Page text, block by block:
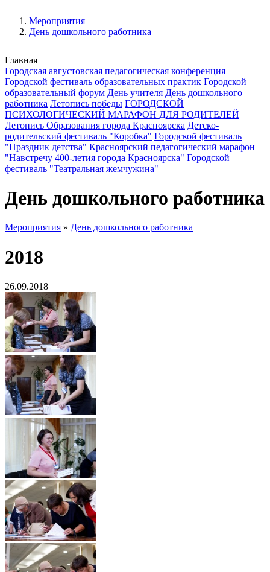
Мероприятия
День дошкольного работника
Главная
Городская августовская педагогическая конференция
Городской фестиваль образовательных практик Городской
образовательный форум День учителя День дошкольного
работника Летопись победы ГОРОДСКОЙ
ПСИХОЛОГИЧЕСКИЙ МАРАФОН ДЛЯ РОДИТЕЛЕЙ
Летопись Образования города Красноярска Детско-
родительский фестиваль "Коробка" Городской фестиваль
"Праздник детства" Красноярский педагогический марафон
"Навстречу 400-летия города Красноярска" Городской
фестиваль "Театральная жемчужина"
День дошкольного работника
Мероприятия » День дошкольного работника
2018
26.09.2018